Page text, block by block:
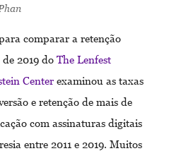
comparar a retenção
2019 do The Lenfest
Center examinou as taxas
e retenção de mais de
com assinaturas digitais
entre 2011 e 2019. Muitos